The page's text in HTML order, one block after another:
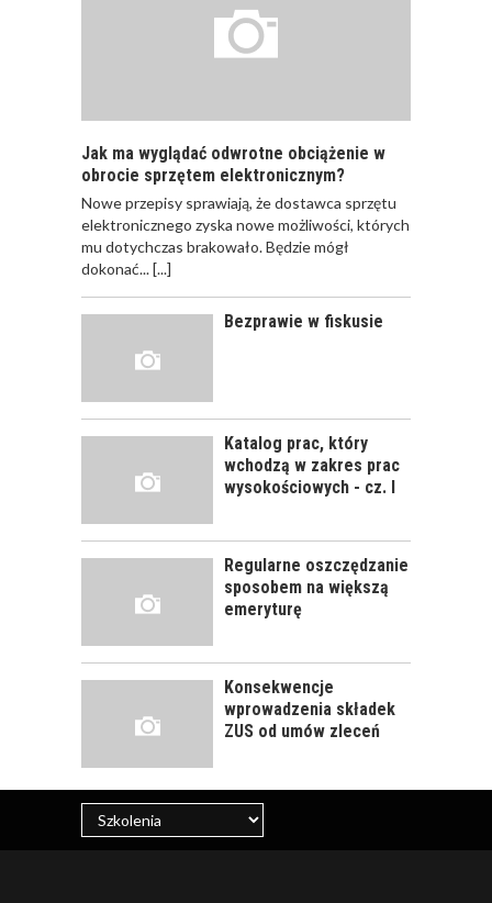
JAKIE SĄ RODZAJE
SZKOLEŃ DLA
JAK POWINNO
WYGLĄDAĆ
PRAWIDŁOWE
PRACOWNIKÓW?
CZĘŚĆ PIERWSZA!
WYGLĄDAĆ
PRAWIDŁOWE
SZKOLENIE
PRACOWNIKÓW?
ROZWÓJ
PRACOWNIKA - JAK O
NIEGO DBAĆ?
Jak ma wyglądać odwrotne obciążenie w
obrocie sprzętem elektronicznym?
Nowe przepisy sprawiają, że dostawca sprzętu
elektronicznego zyska nowe możliwości, których
mu dotychczas brakowało. Będzie mógł
dokonać...[...]
Bezprawie w fiskusie
Katalog prac, który
wchodzą w zakres prac
wysokościowych - cz. I
Regularne oszczędzanie
sposobem na większą
emeryturę
Konsekwencje
wprowadzenia składek
ZUS od umów zleceń